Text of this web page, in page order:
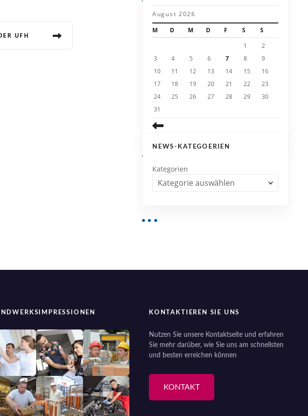
UFH
August 2026
M
D M D F S
S
1
2
3
4 5 6 7 8
9
10
11 12 13 14 15
16
17
18 19 20 21 22
23
24
25 26 27 28 29
30
31
NEWS-KATEGOERIEN
Kategorien
KONTAKTIEREN SIE UNS
Nutzen Sie unsere Kontaktseite und erfahren
Sie mehr darüber, wie Sie uns am schnellsten
und besten erreichen können
KONTAKT